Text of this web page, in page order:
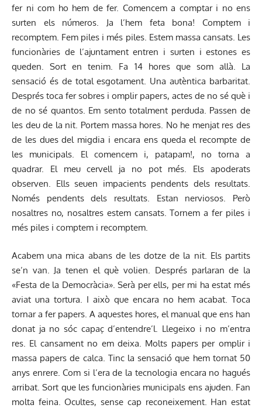
fer ni com ho hem de fer. Comencem a comptar i no ens
surten els números. Ja l’hem feta bona! Comptem i
recomptem. Fem piles i més piles. Estem massa cansats. Les
funcionàries de l’ajuntament entren i surten i estones es
queden. Sort en tenim. Fa 14 hores que som allà. La
sensació és de total esgotament. Una autèntica barbaritat.
Després toca fer sobres i omplir papers, actes de no sé què i
de no sé quantos. Em sento totalment perduda. Passen de
les deu de la nit. Portem massa hores. No he menjat res des
de les dues del migdia i encara ens queda el recompte de
les municipals. El comencem i, patapam!, no torna a
quadrar. El meu cervell ja no pot més. Els apoderats
observen. Ells seuen impacients pendents dels resultats.
Només pendents dels resultats. Estan nerviosos. Però
nosaltres no, nosaltres estem cansats. Tornem a fer piles i
més piles i comptem i recomptem.
Acabem una mica abans de les dotze de la nit. Els partits
se’n van. Ja tenen el què volien. Després parlaran de la
«Festa de la Democràcia». Serà per ells, per mi ha estat més
aviat una tortura. I això que encara no hem acabat. Toca
tornar a fer papers. A aquestes hores, el manual que ens han
donat ja no sóc capaç d’entendre’l. Llegeixo i no m’entra
res. El cansament no em deixa. Molts papers per omplir i
massa papers de calca. Tinc la sensació que hem tornat 50
anys enrere. Com si l’era de la tecnologia encara no hagués
arribat. Sort que les funcionàries municipals ens ajuden. Fan
molta feina. Ocultes, sense cap reconeixement. Han estat